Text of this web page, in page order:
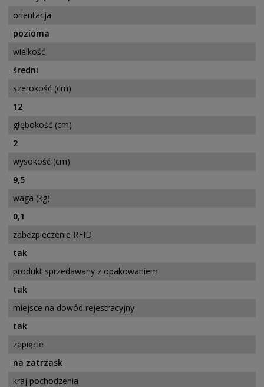
orientacja
pozioma
wielkość
średni
szerokość (cm)
12
głębokość (cm)
2
wysokość (cm)
9,5
waga (kg)
0,1
zabezpieczenie RFID
tak
produkt sprzedawany z opakowaniem
tak
miejsce na dowód rejestracyjny
tak
zapięcie
na zatrzask
kraj pochodzenia